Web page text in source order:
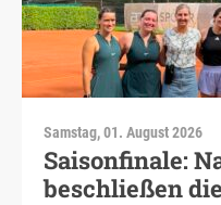
Samstag, 01. August 2026
Saisonfinale:
beschließen